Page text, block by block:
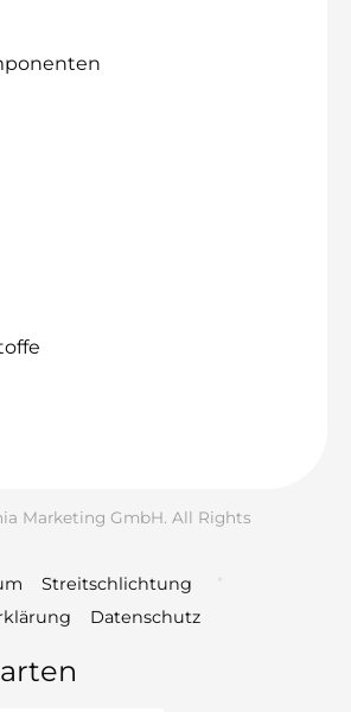
Marketing GmbH. All Rights
Streitschlichtung
Datenschutz